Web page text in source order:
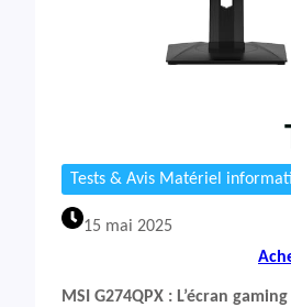
Tests & Avis Matériel
15 mai 2025
MSI G274QPX : L’écran